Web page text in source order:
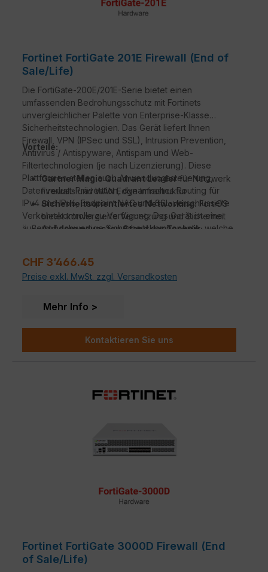
Fortinet FortiGate 201E Firewall (End of
Sale/Life)
Die FortiGate-200E/201E-Serie bietet einen
umfassenden Bedrohungsschutz mit Fortinets
unvergleichlicher Palette von Enterprise-Klasse
Sicherheitstechnologien. Das Gerät liefert Ihnen
Firewall, VPN (IPSec und SSL), Intrusion Prevention,
Antivirus / Antispyware, Antispam und Web-
Filtertechnologien (je nach Lizenzierung). Diese
Plattformen stellen auch Anwendungssteuerung,
Datenverlust-Prävention, dynamisches Routing für
IPv4 und IPv6, Endpoint NAC und SSL-verschlüsselte
Verkehrskontrolle zu Verfügung. Das Gerät ist eine
äußerst hochwertige Sicherheitskomponente, welche
Vorteile:
Gartner Magic Quadrant Leaderfür Netzwerk
Firewalls und WAN Edge Infrastruktur
Sicherheitsorientiertes Networking:FortiOS
bietet konvergierte Vernetzung und Sicherheit
Auf dem neuesten Stand der Technik:
Sicherheit für Unternehmen
KI / ML-gestützten FortiGuard Services
Geräte jenseits traditionellen Firewall Techniken
Regulärer Preis:
CHF 3’466.45
Preise exkl. MwSt. zzgl. Versandkosten
Mehr Info
Kontaktieren Sie uns
Fortinet FortiGate 3000D Firewall (End
of Sale/Life)